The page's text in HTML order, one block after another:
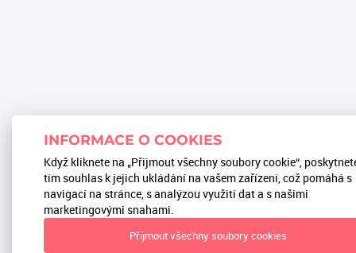
INFORMACE O COOKIES
Když kliknete na „Přijmout všechny soubory cookie“,
tím souhlas k jejich ukládání na vašem zařízení, což pomáhá s
navigací na stránce, s analýzou využití dat a s našimi
marketingovými snahami.
Přijmout všechny soubory cookies